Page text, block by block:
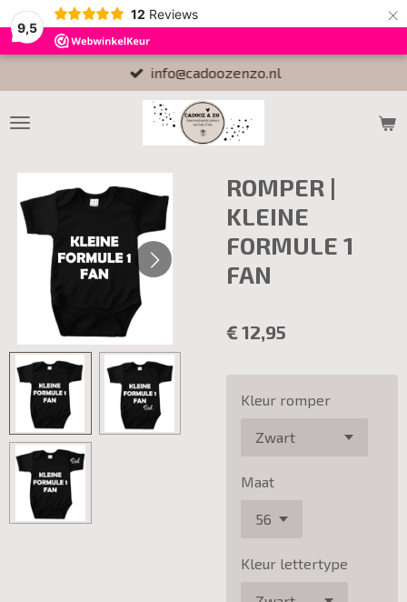
9,5
12 Reviews ×
info@cadoozenzo.nl
ROMPER |
KLEINE
FORMULE 1
FAN
€ 12,95
Kleur romper
Maat
Kleur lettertype